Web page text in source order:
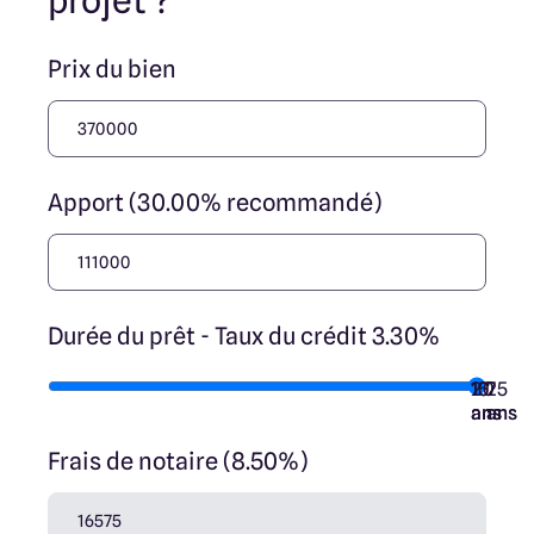
transaction et ne participent à la vente. Prix indiqués par
Prix du bien
Apport (30.00% recommandé)
Durée du prêt - Taux du crédit 3.30%
7
ans
10
ans
15
ans
20
ans
25
ans
Frais de notaire (8.50%)